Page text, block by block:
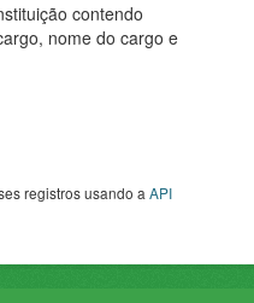
contendo
nome do cargo e
registros usando aAPI